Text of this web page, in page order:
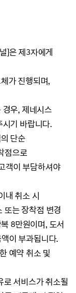
]은 제3자에게
가 진행되며,
우, 제네시스
기 바랍니다.
단순
점으로
객이 부담하셔야
내 취소 시
또는 장착점 변경
8만원이며, 도서
이 부과됩니다.
예약 취소 및
로 서비스가 취소될